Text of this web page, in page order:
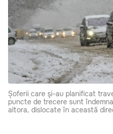
Șoferii care şi-au planificat
puncte de trecere sunt
altora, dislocate în această